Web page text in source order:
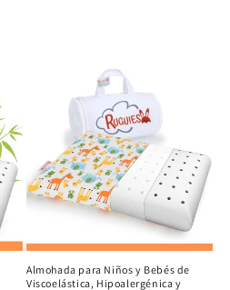
Almohada para Niños y Bebés de
Viscoelástica, Hipoalergénica y